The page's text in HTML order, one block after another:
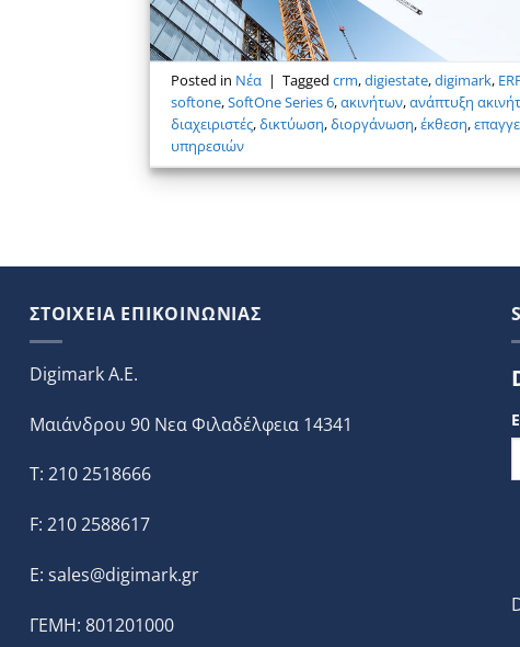
Posted in Νέα | Taggedcrm,digiestate,digimark,
softone,SoftOne Series 6,ακινήτων,ανάπτυξη
διαχειριστές,δικτύωση,διοργάνωση,έκθεση,
υπηρεσιών
ΣΤΟΙΧΕΙΑ ΕΠΙΚΟΙΝΩΝΙΑΣ
Digimark A.E.
Μαιάνδρου 90 Νεα Φιλαδέλφεια 14341
T: 210 2518666
F: 210 2588617
E: sales@digimark.gr
ΓΕΜΗ: 801201000